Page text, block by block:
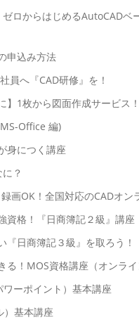
ロからはじめるAutoCADベ
申込み方法
員へ『CAD研修』を！
】1枚から図面作成サービス！
Office 編)
身につく講座
？
画OK！全国対応のCADオン
資格！『日商簿記２級』講座
『日商簿記３級』を取ろう！
る！MOS資格講座（オンライ
ーポイント）基本講座
）基本講座